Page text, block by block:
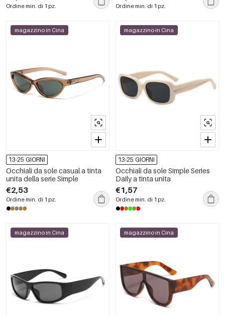
Ordine min. di 1 pz. Ordine min. di 1 pz.
magazzino in Cina
13-25 GIORNI
Occhiali da sole casual a tinta
unita della serie Simple
€2,53
Ordine min. di 1 pz.
magazzino in Cina
13-25 GIORNI
Occhiali da sole Simple Series
Daily a tinta unita
€1,57
Ordine min. di 1 pz.
magazzino in Cina magazzino in Cina